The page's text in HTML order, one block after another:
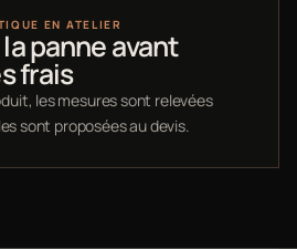
EN ATELIER
panne avant
frais
les mesures sont relevées
sont proposées au devis.